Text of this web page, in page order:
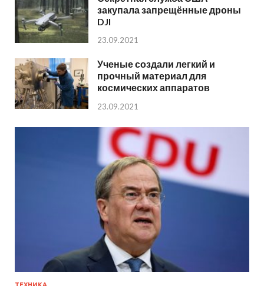
закупала запрещённые дроны
DJI
23.09.2021
Ученые создали легкий и
прочный материал для
космических аппаратов
23.09.2021